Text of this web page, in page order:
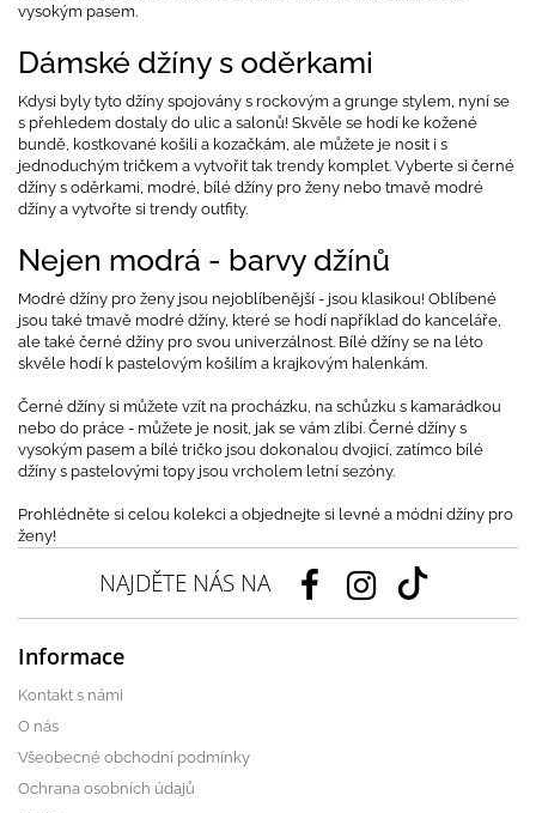
vysokým pasem.
Dámské džíny s oděrkami
Kdysi byly tyto džíny spojovány s rockovým a grunge stylem, nyní se
s přehledem dostaly do ulic a salonů! Skvěle se hodí ke kožené
bundě, kostkované košili a kozačkám, ale můžete je nosit i s
jednoduchým tričkem a vytvořit tak trendy komplet. Vyberte si černé
džíny s oděrkami, modré, bílé džíny pro ženy nebo tmavě modré
džíny a vytvořte si trendy outfity.
Nejen modrá - barvy džínů
Modré džíny pro ženy jsou nejoblíbenější - jsou klasikou! Oblíbené
jsou také tmavě modré džíny, které se hodí například do kanceláře,
ale také černé džíny pro svou univerzálnost. Bílé džíny se na léto
skvěle hodí k pastelovým košilím a krajkovým halenkám.
Černé džíny si můžete vzít na procházku, na schůzku s kamarádkou
nebo do práce - můžete je nosit, jak se vám zlíbí. Černé džíny s
vysokým pasem a bílé tričko jsou dokonalou dvojicí, zatímco bílé
džíny s pastelovými topy jsou vrcholem letní sezóny.
Prohlédněte si celou kolekci a objednejte si levné a módní džíny pro
ženy!
NAJDĚTE NÁS NA
Informace
Kontakt s námi
O nás
Všeobecné obchodní podmínky
Ochrana osobních údajů